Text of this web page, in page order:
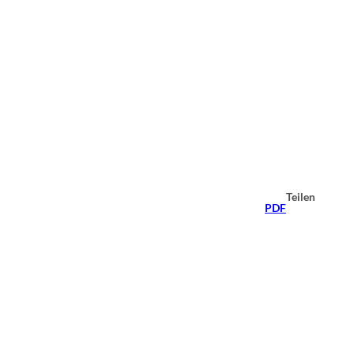
PDF
Teilen